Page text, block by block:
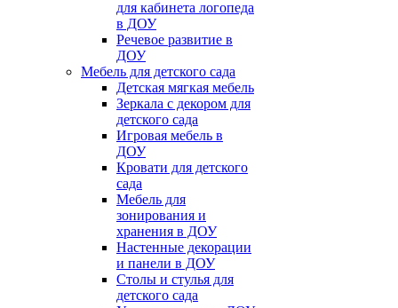
для кабинета логопеда
в ДОУ
Речевое развитие в
ДОУ
Мебель для детского сада
Детская мягкая мебель
Зеркала с декором для
детского сада
Игровая мебель в
ДОУ
Кровати для детского
сада
Мебель для
зонирования и
хранения в ДОУ
Настенные декорации
и панели в ДОУ
Столы и стулья для
детского сада